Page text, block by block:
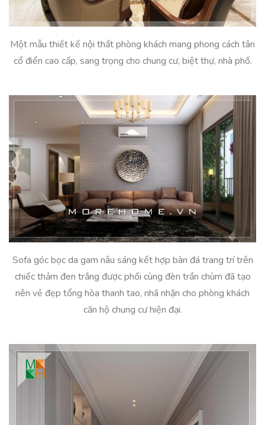
Một mẫu thiết kế nội thất phòng khách mang phong cách tân
cổ điển cao cấp, sang trọng cho chung cư, biệt thự, nhà phố.
Sofa góc bọc da gam nâu sáng kết hợp bàn đá trang trí trên
chiếc thảm đen trắng được phối cùng đèn trần chùm đã tạo
nên vẻ đẹp tổng hòa thanh tao, nhã nhặn cho phòng khách
căn hộ chung cư hiện đại.